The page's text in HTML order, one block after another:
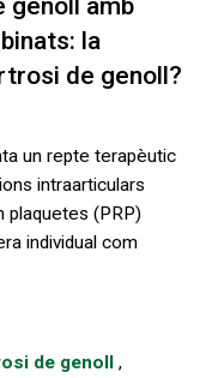
la
de genoll?
un repte terapèutic
intraarticulars
plaquetes (PRP)
individual com
de genoll ,